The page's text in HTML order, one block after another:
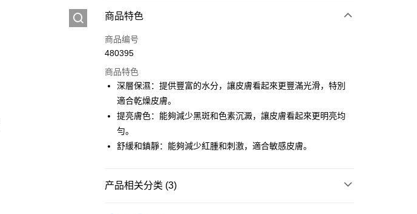
付款方式
信用卡
Google Pay
AlipayHK
PayMe
WeChat Pay
相关说明
商品特色
商品编号
480395
商品特色
深層保濕：提供豐富的水分，讓皮膚看起來更豐滿光滑，特別
適合乾燥皮膚。
提亮膚色：能夠減少黑斑和色素沉澱，讓皮膚看起來更明亮均
勻。
舒緩和鎮靜：能夠減少紅腫和刺激，適合敏感皮膚。
产品相关分类 (3)